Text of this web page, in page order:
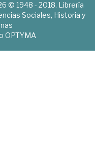
© 1948 - 2018. Librería
Sociales, Historia y
OPTYMA